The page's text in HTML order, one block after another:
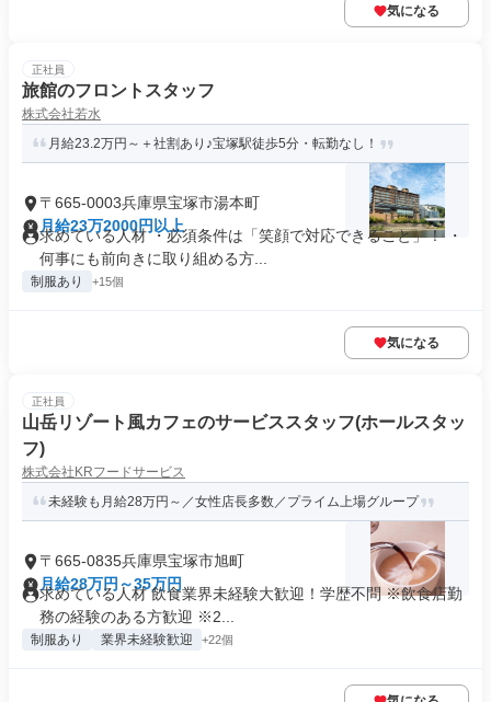
気になる
正社員
旅館のフロントスタッフ
株式会社若水
月給23.2万円～＋社割あり♪宝塚駅徒歩5分・転勤なし！
〒665-0003兵庫県宝塚市湯本町
月給23万2000円以上
求めている人材 ・必須条件は「笑顔で対応できること」！ ・
何事にも前向きに取り組める方...
制服あり +15個
気になる
正社員
山岳リゾート風カフェのサービススタッフ(ホールスタッ
フ)
株式会社KRフードサービス
未経験も月給28万円～／女性店長多数／プライム上場グループ
〒665-0835兵庫県宝塚市旭町
月給28万円～35万円
求めている人材 飲食業界未経験大歓迎！学歴不問 ※飲食店勤
務の経験のある方歓迎 ※2...
制服あり 業界未経験歓迎 +22個